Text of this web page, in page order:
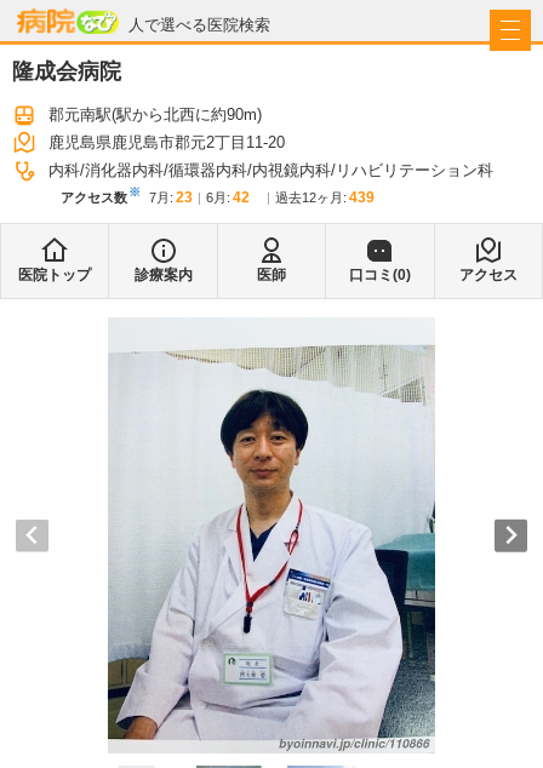
人で選べる医院検索
病院なび
隆成会病院
郡元南駅(駅から北西に約90m)
鹿児島県鹿児島市郡元2丁目11-20
内科 消化器内科 循環器内科 内視鏡内科 リハビリテーション科
アクセス数※ 7月 : 23 6月 : 42 過去12ヶ月: 439
医院トップ 診療案内 医師 口コミ(0) アクセス